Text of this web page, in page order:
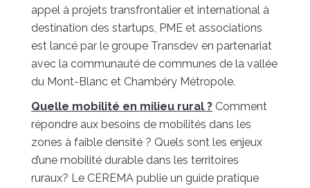
appel à projets transfrontalier et international à
destination des startups, PME et associations
est lancé par le groupe Transdev en partenariat
avec la communauté de communes de la vallée
du Mont-Blanc et Chambéry Métropole.
Quelle mobilité en milieu rural ? Comment
répondre aux besoins de mobilités dans les
zones à faible densité ? Quels sont les enjeux
d’une mobilité durable dans les territoires
ruraux? Le CEREMA publie un guide pratique